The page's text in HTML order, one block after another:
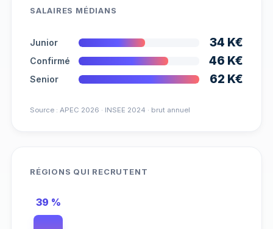
SALAIRES MÉDIANS
Junior 34 K€
Confirmé 46 K€
Senior 62 K€
Source : APEC 2026 · INSEE 2024 · brut annuel
RÉGIONS QUI RECRUTENT
39 %